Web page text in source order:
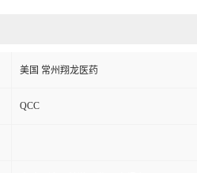
美国 常州翔龙医药
QCC